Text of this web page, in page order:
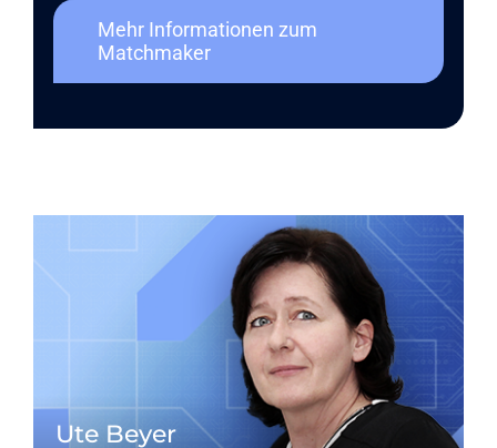
Mehr Informationen zum
Matchmaker
Ute Beyer